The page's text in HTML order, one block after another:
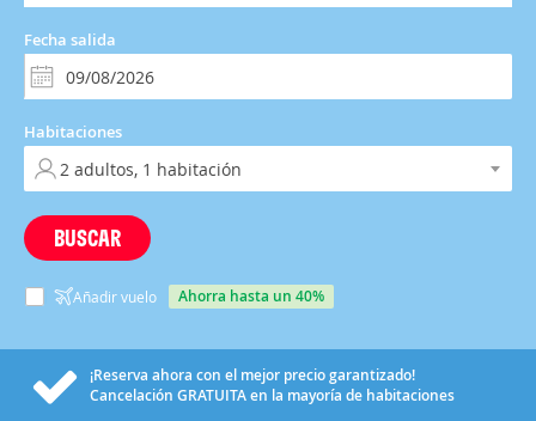
Fecha salida
Habitaciones
BUSCAR
Añadir vuelo ahorra hasta un 40%
¡Reserva ahora con el mejor precio garantizado!
Cancelación GRATUITAen la mayoría de habitaciones